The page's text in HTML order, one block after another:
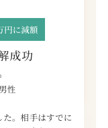
円に減額
成功
性
。相手はすでに